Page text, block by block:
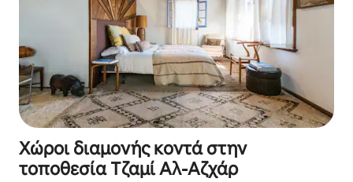
Χώροι διαμονής κοντά στην
τοποθεσία Τζαμί Αλ-Αζχάρ